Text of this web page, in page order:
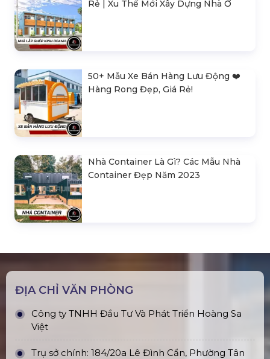
Rẻ | Xu Thế Mới Xây Dựng Nhà Ở
50+ Mẫu Xe Bán Hàng Lưu Động ❤️️
Hàng Rong Đẹp, Giá Rẻ!
Nhà Container Là Gì? Các Mẫu Nhà
Container Đẹp Năm 2023
ĐỊA CHỈ VĂN PHÒNG
Công ty TNHH Đầu Tư Và Phát Triển Hoàng Sa
Việt
Trụ sở chính: 184/20a Lê Đình Cẩn, Phường Tân